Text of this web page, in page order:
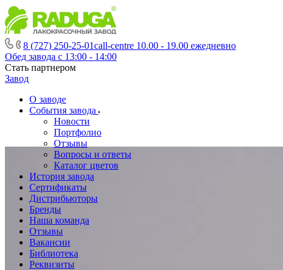
8 (727) 250-25-01call-centre 10.00 - 19.00 ежедневно
Обед завода с 13:00 - 14:00
Стать партнером
Завод
О заводе
События завода
Новости
Портфолио
Отзывы
Вопросы и ответы
Каталог цветов
История завода
Сертификаты
Дистрибьюторы
Бренды
Наша команда
Отзывы
Вакансии
Библиотека
Реквизиты